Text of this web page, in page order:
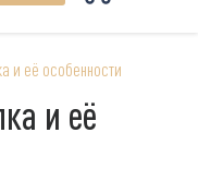
и её особенности
и её